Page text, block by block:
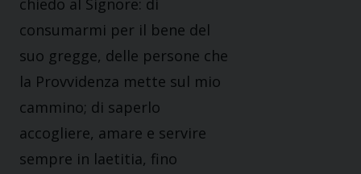
chiedo al Signore: di
consumarmi per il bene del
suo gregge, delle persone che
la Provvidenza mette sul mio
cammino; di saperlo
accogliere, amare e servire
sempre in laetitia, fino